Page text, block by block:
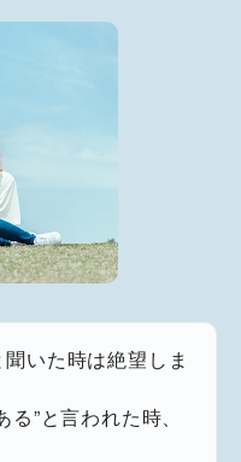
いた時は絶望しま
”と言われた時、